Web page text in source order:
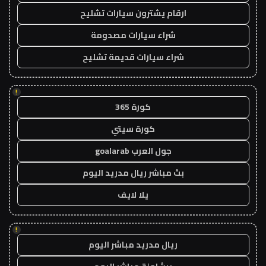
ارقام يشترون سيارات تشليح
شراء سيارات مصدومة
شراء سيارات قديمة تشليح
!
كورة 365
كورة سيتي
جول العرب goalarab
بث مباشر ريال مدريد اليوم
يلا لايف
!
ريال مدريد مباشر اليوم